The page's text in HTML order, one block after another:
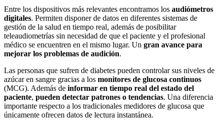
Entre los dispositivos más relevantes encontramos los audiómetros
digitales. Permiten disponer de datos en diferentes sistemas de
gestión de la salud en tiempo real, además de posibilitar
teleaudiometrías sin necesidad de que el paciente y el profesional
médico se encuentren en el mismo lugar. Un gran avance para
mejorar los problemas de audición.
Las personas que sufren de diabetes pueden controlar sus niveles de
azúcar en sangre gracias a los monitores de glucosa continuos
(MCG). Además de informar en tiempo real del estado del
paciente, pueden detectar patrones o tendencias. Una diferencia
importante respecto a los tradicionales medidores de glucosa que
únicamente ofrecen datos de lectura instantánea.